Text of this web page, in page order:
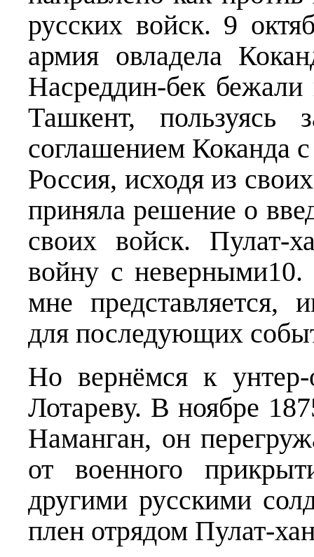
русских войск. 9
армия овладела
Насреддин-бек
Ташкент,
соглашением Коканда
Россия, исходя из
приняла решение о
своих войск. Пулат-
войну с неверными10.
мне представляется,
для последующих
Но вернёмся к
Лотареву. В ноябре
Наманган, он
от военного
другими русскими
плен отрядом Пулат-